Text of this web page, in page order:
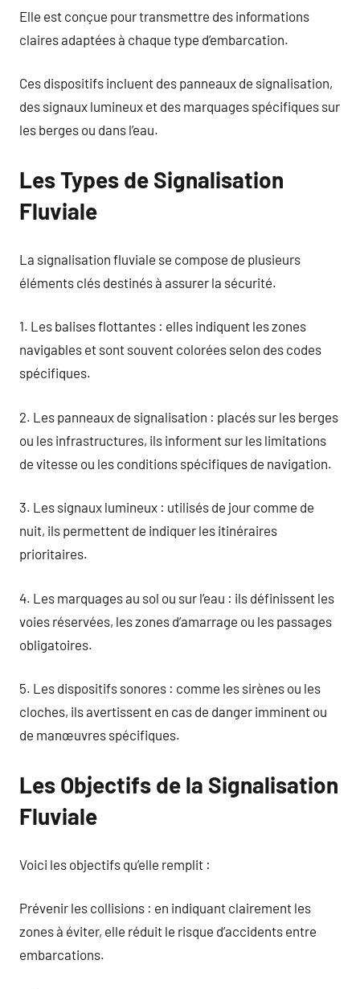
Elle est conçue pour transmettre des informations
claires adaptées à chaque type d’embarcation.
Ces dispositifs incluent des panneaux de signalisation,
des signaux lumineux et des marquages spécifiques sur
les berges ou dans l’eau.
Les Types de Signalisation
Fluviale
La signalisation fluviale se compose de plusieurs
éléments clés destinés à assurer la sécurité.
1. Les balises flottantes : elles indiquent les zones
navigables et sont souvent colorées selon des codes
spécifiques.
2. Les panneaux de signalisation : placés sur les berges
ou les infrastructures, ils informent sur les limitations
de vitesse ou les conditions spécifiques de navigation.
3. Les signaux lumineux : utilisés de jour comme de
nuit, ils permettent de indiquer les itinéraires
prioritaires.
4. Les marquages au sol ou sur l’eau : ils définissent les
voies réservées, les zones d’amarrage ou les passages
obligatoires.
5. Les dispositifs sonores : comme les sirènes ou les
cloches, ils avertissent en cas de danger imminent ou
de manœuvres spécifiques.
Les Objectifs de la Signalisation
Fluviale
Voici les objectifs qu’elle remplit :
Prévenir les collisions : en indiquant clairement les
zones à éviter, elle réduit le risque d’accidents entre
embarcations.